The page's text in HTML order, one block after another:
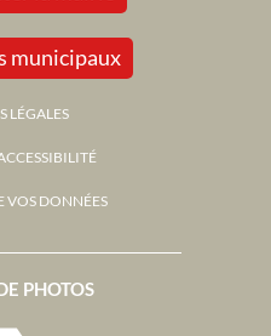
PHOTOS
municipaux
LÉGALES
VOS DONNÉES